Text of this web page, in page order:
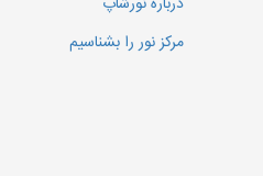
مرکز نور را بشناسیم